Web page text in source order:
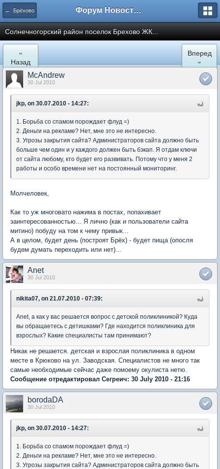
← Брёхово Форум Новостройки
Cолнечногорский район поселок Брехово ЖК...
«
Назад
Вперед
»
McAndrew
30 Jul 2010
jkp, on 30.07.2010 - 14:27:
1. Борьба со спамом порождает флуд =)
2. Деньги на рекламе? Нет, мне это не интересно.
3. Угрозы закрытия сайта? Администраторов сайта должно быть
больше чем один и у каждого должен быть бэкап. Я отдам ключи
от сайта любому, кто будет его развивать. Потому что у меня 2
работы и особо времени нет на постоянный мониторинг.
Молчеловек,
Как то уж многовато нажима в постах, попахивает
заинтересованностью... Я лично (как и пользователи сайта
митино) побуду на том к чему привык...
А в целом, будет день (построят Брёх) - будет пища (опосля
будем думать переходить или нет)...
Anet
30 Jul 2010
nikita07, on 21.07.2010 - 07:39:
Anet, а как у вас решается вопрос с детской поликлиникой? Куда
вы обращаетесь с детишками? Где находится поликлиника для
взрослых? Какие специалисты там принимают?
Никак не решается. детская и взрослая поликлиника в одном
месте в Крюково на ул. Заводская. Специалистов не много так
самые необходимые сейчас даже помоему окулиста нетю.
Сообщение отредактировал Сегреич: 30 July 2010 - 21:16
borodaDA
30 Jul 2010
jkp, on 30.07.2010 - 14:27:
1. Борьба со спамом порождает флуд =)
2. Деньги на рекламе? Нет, мне это не интересно.
3. Угрозы закрытия сайта? Администраторов сайта должно быть